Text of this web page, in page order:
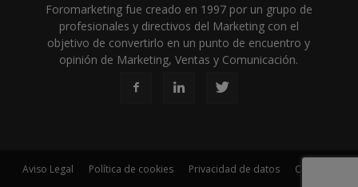
Foromarketing fue creado en 1997 por un grupo de
profesionales y directivos del Marketing con el
objetivo de convertirlo en un punto de encuentro y
opinión de Marketing, Ventas y Comunicación.
Aviso Legal Política de cookies Privacidad de datos Contacto